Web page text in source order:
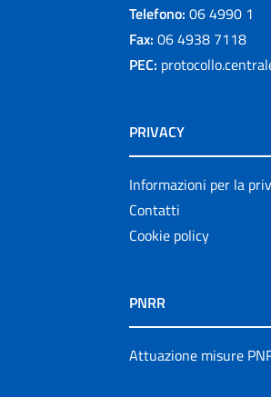
Telefono: 06 4990 1
Fax: 06 4938 7118
PEC:
PRIVACY
Informazioni per la
Contatti
Cookie policy
PNRR
Attuazione misure